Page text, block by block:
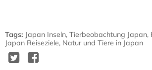
Tags: Japan Inseln, Tierbeobachtung Japan,
Japan Reiseziele, Natur und Tiere in Japan
TwitterFacebook